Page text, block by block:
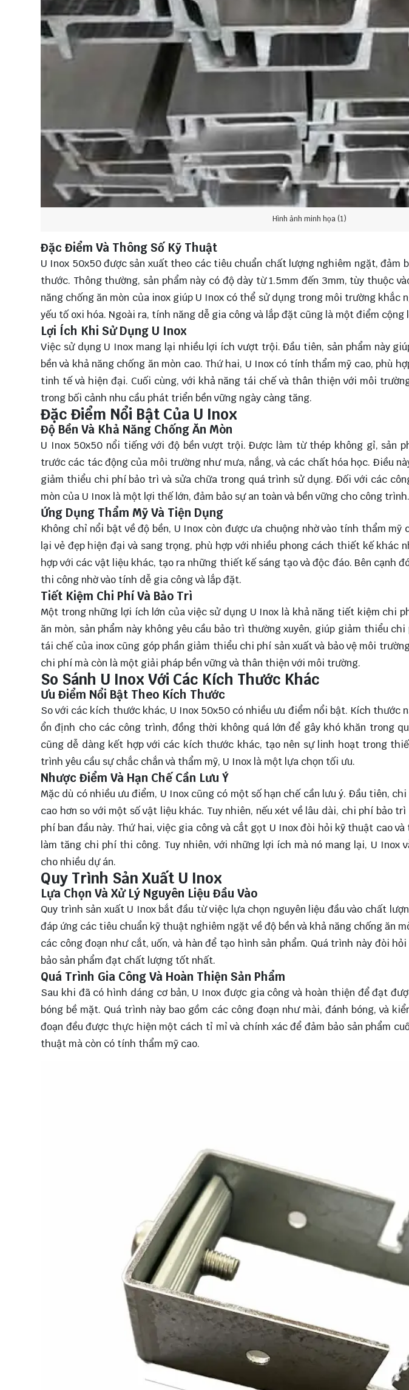
Hình ảnh minh họa (1)
Đặc Điểm Và Thông Số Kỹ Thuật
U Inox 50x50 được sản xuất theo các tiêu chuẩn chất lượng nghiêm ngặt, đảm
thước. Thông thường, sản phẩm này có độ dày từ 1.5mm đến 3mm, tùy thuộc
năng chống ăn mòn của inox giúp U Inox có thể sử dụng trong môi trường khắc
yếu tố oxi hóa. Ngoài ra, tính năng dễ gia công và lắp đặt cũng là một điểm cộng
Lợi Ích Khi Sử Dụng U Inox
Việc sử dụng U Inox mang lại nhiều lợi ích vượt trội. Đầu tiên, sản phẩm này
bền và khả năng chống ăn mòn cao. Thứ hai, U Inox có tính thẩm mỹ cao, phù
tinh tế và hiện đại. Cuối cùng, với khả năng tái chế và thân thiện với môi
trong bối cảnh nhu cầu phát triển bền vững ngày càng tăng.
Đặc Điểm Nổi Bật Của U Inox
Độ Bền Và Khả Năng Chống Ăn Mòn
U Inox 50x50 nổi tiếng với độ bền vượt trội. Được làm từ thép không gỉ, sản
trước các tác động của môi trường như mưa, nắng, và các chất hóa học. Điều
giảm thiểu chi phí bảo trì và sửa chữa trong quá trình sử dụng. Đối với các
mòn của U Inox là một lợi thế lớn, đảm bảo sự an toàn và bền vững cho công trình.
Ứng Dụng Thẩm Mỹ Và Tiện Dụng
Không chỉ nổi bật về độ bền, U Inox còn được ưa chuộng nhờ vào tính thẩm mỹ
lại vẻ đẹp hiện đại và sang trọng, phù hợp với nhiều phong cách thiết kế khác
hợp với các vật liệu khác, tạo ra những thiết kế sáng tạo và độc đáo. Bên cạnh
thi công nhờ vào tính dễ gia công và lắp đặt.
Tiết Kiệm Chi Phí Và Bảo Trì
Một trong những lợi ích lớn của việc sử dụng U Inox là khả năng tiết kiệm chi
ăn mòn, sản phẩm này không yêu cầu bảo trì thường xuyên, giúp giảm thiểu
tái chế của inox cũng góp phần giảm thiểu chi phí sản xuất và bảo vệ môi
chi phí mà còn là một giải pháp bền vững và thân thiện với môi trường.
So Sánh U Inox Với Các Kích Thước Khác
Ưu Điểm Nổi Bật Theo Kích Thước
So với các kích thước khác, U Inox 50x50 có nhiều ưu điểm nổi bật. Kích thước
ổn định cho các công trình, đồng thời không quá lớn để gây khó khăn trong
cũng dễ dàng kết hợp với các kích thước khác, tạo nên sự linh hoạt trong
trình yêu cầu sự chắc chắn và thẩm mỹ, U Inox là một lựa chọn tối ưu.
Nhược Điểm Và Hạn Chế Cần Lưu Ý
Mặc dù có nhiều ưu điểm, U Inox cũng có một số hạn chế cần lưu ý. Đầu tiên,
cao hơn so với một số vật liệu khác. Tuy nhiên, nếu xét về lâu dài, chi phí bảo
phí ban đầu này. Thứ hai, việc gia công và cắt gọt U Inox đòi hỏi kỹ thuật cao
làm tăng chi phí thi công. Tuy nhiên, với những lợi ích mà nó mang lại, U Inox
cho nhiều dự án.
Quy Trình Sản Xuất U Inox
Lựa Chọn Và Xử Lý Nguyên Liệu Đầu Vào
Quy trình sản xuất U Inox bắt đầu từ việc lựa chọn nguyên liệu đầu vào chất
đáp ứng các tiêu chuẩn kỹ thuật nghiêm ngặt về độ bền và khả năng chống ăn
các công đoạn như cắt, uốn, và hàn để tạo hình sản phẩm. Quá trình này đòi
bảo sản phẩm đạt chất lượng tốt nhất.
Quá Trình Gia Công Và Hoàn Thiện Sản Phẩm
Sau khi đã có hình dáng cơ bản, U Inox được gia công và hoàn thiện để đạt
bóng bề mặt. Quá trình này bao gồm các công đoạn như mài, đánh bóng, và
đoạn đều được thực hiện một cách tỉ mỉ và chính xác để đảm bảo sản phẩm
thuật mà còn có tính thẩm mỹ cao.